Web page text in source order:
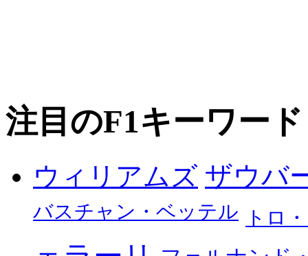
注目のF1キーワード
ウィリアムズ ザウバ
バスチャン・ベッテル トロ